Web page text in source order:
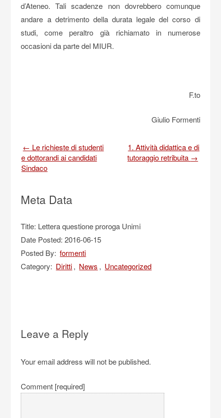
d’Ateneo. Tali scadenze non dovrebbero comunque
andare a detrimento della durata legale del corso di
studi, come peraltro già richiamato in numerose
occasioni da parte del MIUR.
F.to
Giulio Formenti
Post
navigation
← Le richieste di studenti
e dottorandi ai candidati
Sindaco
1. Attività didattica e di
tutoraggio retribuita →
Meta Data
Title: Lettera questione proroga Unimi
Date Posted: 2016-06-15
Posted By: formenti
Category: Diritti, News , Uncategorized
Leave a Reply
Your email address will not be published.
Comment [required]